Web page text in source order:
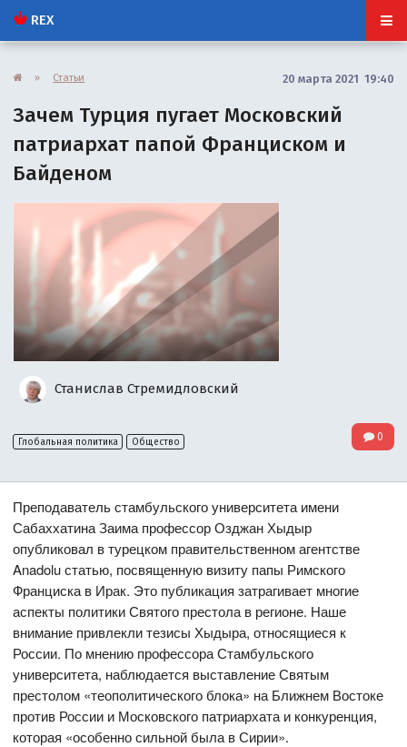
REX
» Статьи 20 марта 2021 19:40
Зачем Турция пугает Московский
патриархат папой Франциском и
Байденом
Станислав Стремидловский
Глобальная политика Общество 0
Преподаватель стамбульского университета имени
Сабаххатина Заима профессор Озджан Хыдыр
опубликовал в турецком правительственном агентстве
Anadolu статью, посвященную визиту папы Римского
Франциска в Ирак. Это публикация затрагивает многие
аспекты политики Святого престола в регионе. Наше
внимание привлекли тезисы Хыдыра, относящиеся к
России. По мнению профессора Стамбульского
университета, наблюдается выставление Святым
престолом «теополитического блока» на Ближнем Востоке
против России и Московского патриархата и конкуренция,
которая «особенно сильной была в Сирии».